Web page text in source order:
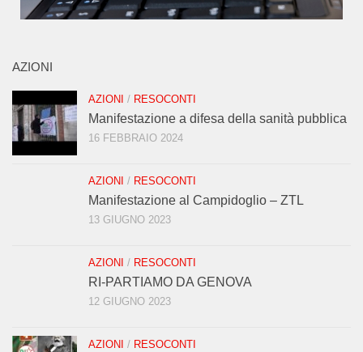
AZIONI
AZIONI / RESOCONTI
Manifestazione a difesa della sanità pubblica
16 FEBBRAIO 2024
AZIONI / RESOCONTI
Manifestazione al Campidoglio – ZTL
13 GIUGNO 2023
AZIONI / RESOCONTI
RI-PARTIAMO DA GENOVA
12 GIUGNO 2023
AZIONI / RESOCONTI